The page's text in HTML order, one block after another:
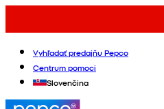
Vyhľadať predajňu Pepco
Centrum pomoci
Slovenčina